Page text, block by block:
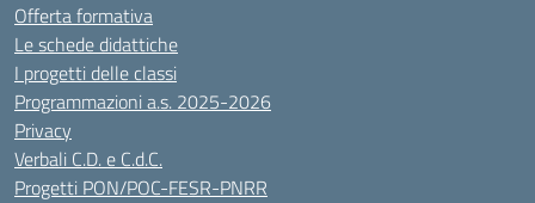
Offerta formativa
Le schede didattiche
I progetti delle classi
Programmazioni a.s. 2025-2026
Privacy
Verbali C.D. e C.d.C.
Progetti PON/POC-FESR-PNRR